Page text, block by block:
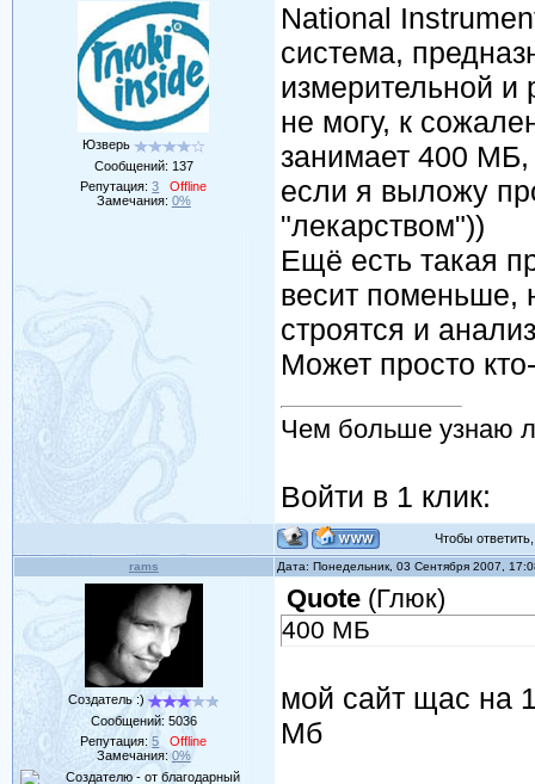
Юзверь
Сообщений: 137
Репутация:3
Offline
Замечания: 0%
National
система,
измерительной
не могу, к
занимает 400 МБ,
если я выложу
"лекарством"))
Ещё есть такая
весит поменьше,
строятся и
Может просто
Чем больше узнаю
Войти в 1 клик:
Чтобы
rams Дата: Понедельник, 03 Сентября 2007,
Создатель :)
Сообщений: 5036
Репутация:5
Offline
Замечания:0%
Quote(Глюк)
400 МБ
мой сайт щас на
Мб